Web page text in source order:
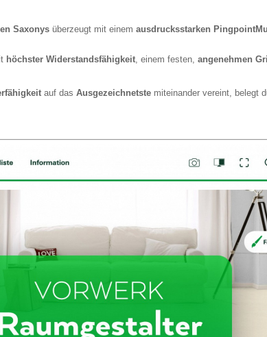
Saxonys überzeugt mit einem ausdrucksstarken
höchster Widerstandsfähigkeit, einem festen, angenehmen
auf das Ausgezeichnetste miteinander vereint, belegt